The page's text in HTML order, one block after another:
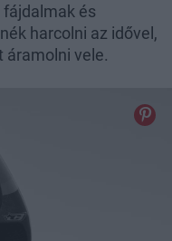
és
harcolni az idővel,
áramolni vele.